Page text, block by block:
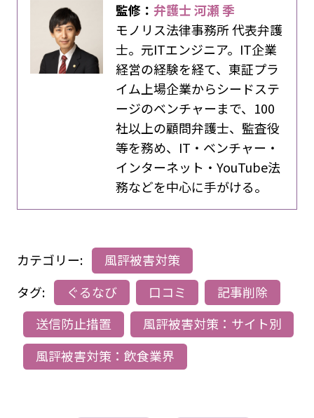
監修：弁護士 河瀬 季
モノリス法律事務所 代表弁護
士。元ITエンジニア。IT企業
経営の経験を経て、東証プラ
イム上場企業からシードステ
ージのベンチャーまで、100
社以上の顧問弁護士、監査役
等を務め、IT・ベンチャー・
インターネット・YouTube法
務などを中心に手がける。
カテゴリー:
風評被害対策
タグ:
ぐるなび 口コミ
記事削除
送信防止措置
風評被害対策：サイト別
風評被害対策：飲食業界